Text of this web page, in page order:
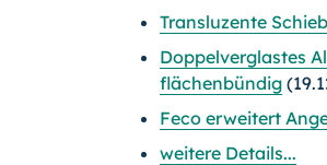
Transluzente
Doppelverglastes
flächenbündig
Feco erweitert
weitere Details...